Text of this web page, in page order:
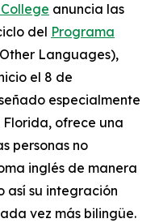
anuncia las
del Programa
Languages),
el 8 de
especialmente
ofrece una
personas no
inglés de manera
su integración
vez más bilingüe.